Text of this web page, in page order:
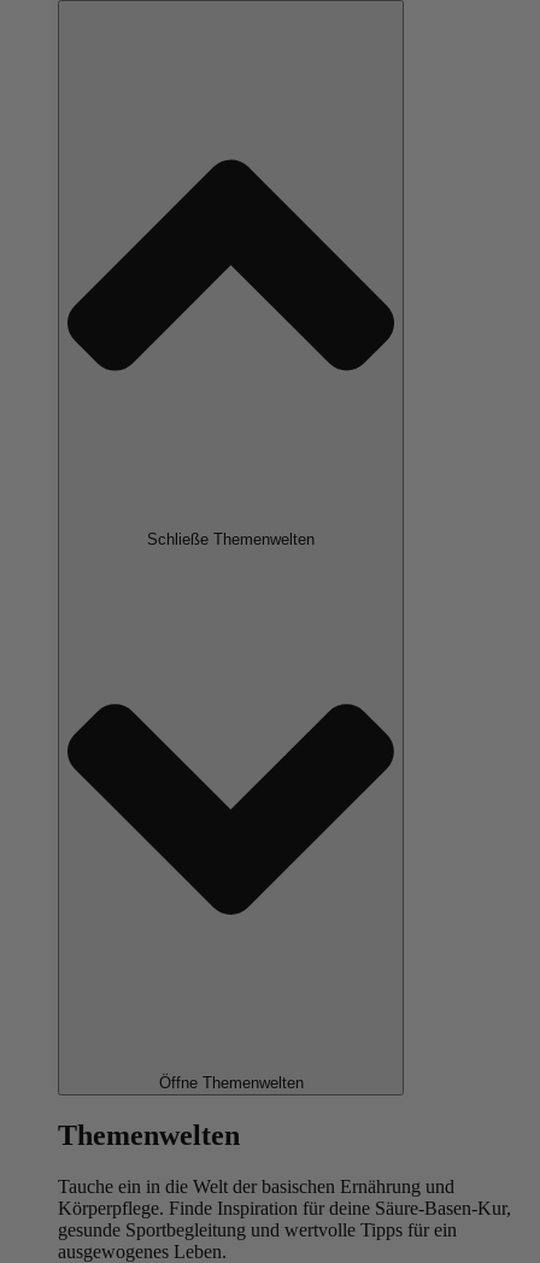
Schließe Themenwelten
Öffne Themenwelten
Themenwelten
Tauche ein in die Welt der basischen Ernährung und
Körperpflege. Finde Inspiration für deine Säure-Basen-Kur,
gesunde Sportbegleitung und wertvolle Tipps für ein
ausgewogenes Leben.